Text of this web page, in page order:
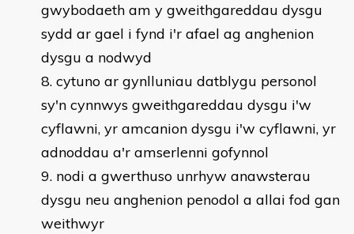
gwybodaeth am y gweithgareddau dysgu
sydd ar gael i fynd i'r afael ag anghenion
dysgu a nodwyd
cytuno ar gynlluniau datblygu personol
sy'n cynnwys gweithgareddau dysgu i'w
cyflawni, yr amcanion dysgu i'w cyflawni, yr
adnoddau a'r amserlenni gofynnol
nodi a gwerthuso unrhyw anawsterau
dysgu neu anghenion penodol a allai fod gan
weithwyr